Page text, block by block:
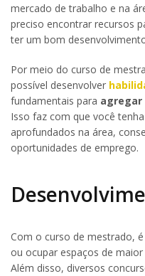
mercado de trabalho e na
preciso encontrar recursos
ter um bom
Por meio do curso de
possível desenvolver
fundamentais para agregar
Isso faz com que você
aprofundados na área,
oportunidades de emprego.
Com o curso de mestrado,
ou ocupar espaços de
Além disso, diversos